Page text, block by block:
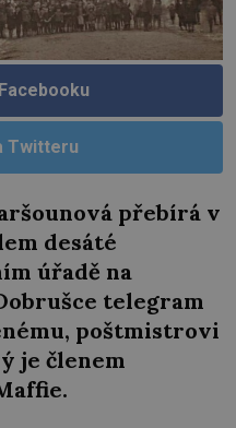
Twitteru
přebírá v
desáté
úřadě na
telegram
poštmistrovi
je členem